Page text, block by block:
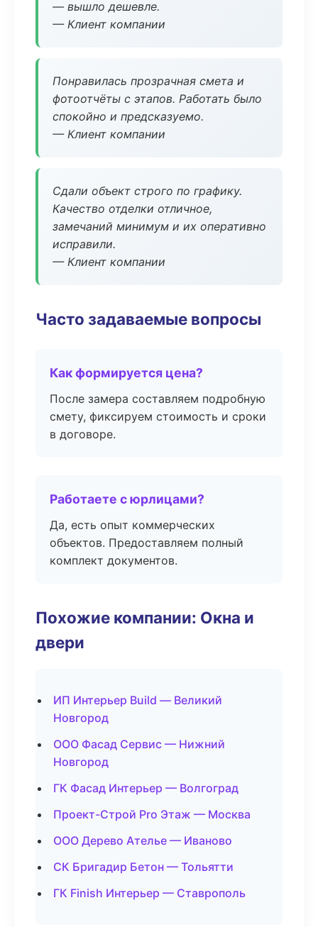
— вышло дешевле.
— Клиент компании
Понравилась прозрачная смета и
фотоотчёты с этапов. Работать было
спокойно и предсказуемо.
— Клиент компании
Сдали объект строго по графику.
Качество отделки отличное,
замечаний минимум и их оперативно
исправили.
— Клиент компании
Часто задаваемые вопросы
Как формируется цена?
После замера составляем подробную
смету, фиксируем стоимость и сроки
в договоре.
Работаете с юрлицами?
Да, есть опыт коммерческих
объектов. Предоставляем полный
комплект документов.
Похожие компании: Окна и
двери
ИП Интерьер Build — Великий
Новгород
ООО Фасад Сервис — Нижний
Новгород
ГК Фасад Интерьер — Волгоград
Проект-Строй Pro Этаж — Москва
ООО Дерево Ателье — Иваново
СК Бригадир Бетон — Тольятти
ГК Finish Интерьер — Ставрополь